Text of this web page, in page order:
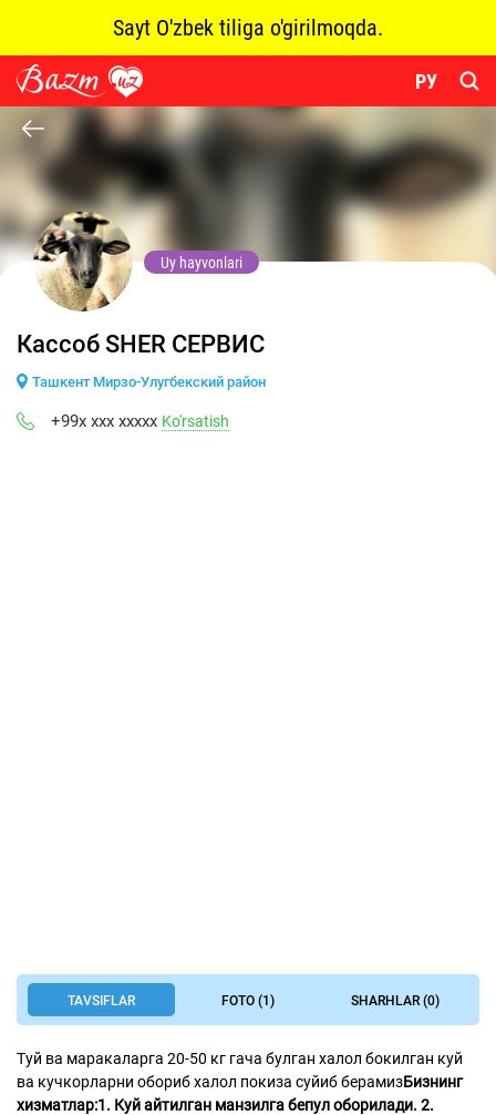
Sayt O'zbek tiliga o'girilmoqda.
РУ
Uy hayvonlari
Кассоб SHER СЕРВИС
Ташкент Мирзо-Улугбекский район
+99x xxx xxxxx Ko'rsatish
TAVSIFLAR FOTO (1) SHARHLAR (0)
Туй ва маракаларга 20-50 кг гача булган халол бокилган куй
ва кучкорларни обориб халол покиза суйиб берамизБизнинг
хизматлар:1. Куй айтилган манзилга бепул оборилади. 2.